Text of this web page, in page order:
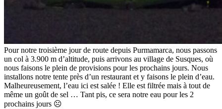
Pour notre troisième jour de route depuis Purmamarca, nous passons
un col à 3.900 m d’altitude, puis arrivons au village de Susques, où
nous faisons le plein de provisions pour les prochains jours. Nous
installons notre tente près d’un restaurant et y faisons le plein d’eau.
Malheureusement, l’eau ici est salée ! Elle est filtrée mais à tout de
même un goût de sel … Tant pis, ce sera notre eau pour les 2
prochains jours ☹